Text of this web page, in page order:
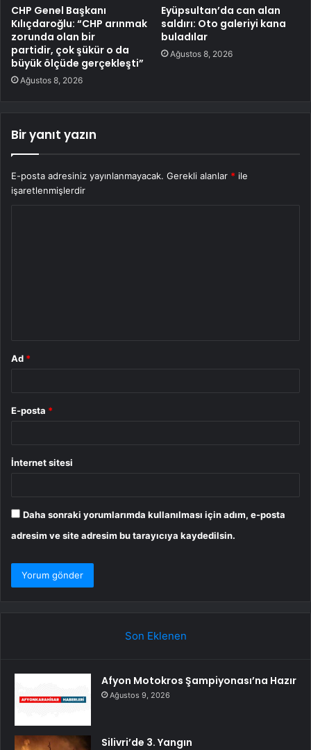
CHP Genel Başkanı
Kılıçdaroğlu: “CHP arınmak
zorunda olan bir
partidir, çok şükür o da
büyük ölçüde gerçekleşti”
Ağustos 8, 2026
Eyüpsultan’da can alan
saldırı: Oto galeriyi kana
buladılar
Ağustos 8, 2026
Bir yanıt yazın
E-posta adresiniz yayınlanmayacak. Gerekli alanlar * ile
işaretlenmişlerdir
Ad *
E-posta *
İnternet sitesi
Daha sonraki yorumlarımda kullanılması için adım, e-posta
adresim ve site adresim bu tarayıcıya kaydedilsin.
Son Eklenen
Afyon Motokros Şampiyonası’na Hazır
Ağustos 9, 2026
Silivri’de 3. Yangın